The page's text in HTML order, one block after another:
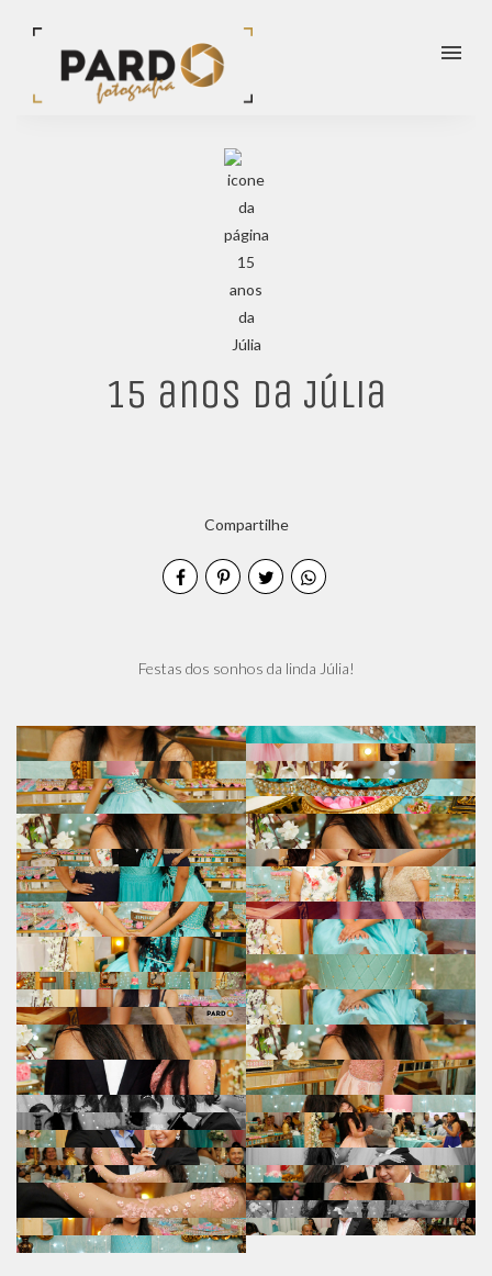
menu
15 anos da Júlia
Compartilhe
Festas dos sonhos da linda Júlia!